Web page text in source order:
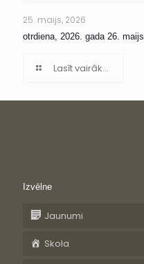
25. maijs, 2026
otrdiena, 2026. gada 26. maijs
Lasīt vairāk...
Izvēlne
Jaunumi
Skola